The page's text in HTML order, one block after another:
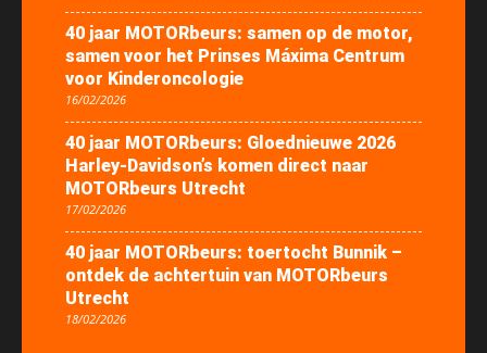
40 jaar MOTORbeurs: samen op de motor,
samen voor het Prinses Máxima Centrum
voor Kinderoncologie
16/02/2026
40 jaar MOTORbeurs: Gloednieuwe 2026
Harley-Davidson’s komen direct naar
MOTORbeurs Utrecht
17/02/2026
40 jaar MOTORbeurs: toertocht Bunnik –
ontdek de achtertuin van MOTORbeurs
Utrecht
18/02/2026